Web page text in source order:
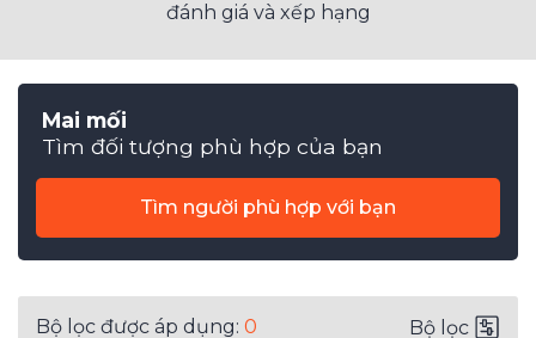
đánh giá và xếp hạng
Mai mối
Tìm đối tượng phù hợp của bạn
Tìm người phù hợp với bạn
Bộ lọc được áp dụng: 0 Bộ lọc